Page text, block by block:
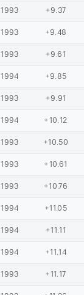
1993 +9.37
1993 +9.48
1993 +9.61
1994 +9.85
1993 +9.91
1994 +10.12
1993 +10.50
1993 +10.61
1993 +10.76
1994 +11.05
1994 +11.11
1994 +11.14
1993 +11.17